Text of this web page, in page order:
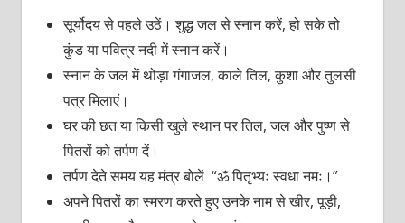
सूर्योदय से पहले उठें। शुद्ध जल से स्नान करें, हो सके तो
कुंड या पवित्र नदी में स्नान करें।
स्नान के जल में थोड़ा गंगाजल, काले तिल, कुशा और तुलसी
पत्र मिलाएं।
घर की छत या किसी खुले स्थान पर तिल, जल और पुष्ण से
पितरों को तर्पण दें।
तर्पण देते समय यह मंत्र बोलें “ॐ पितृभ्यः स्वधा नमः।”
अपने पितरों का स्मरण करते हुए उनके नाम से खीर, पूड़ी,